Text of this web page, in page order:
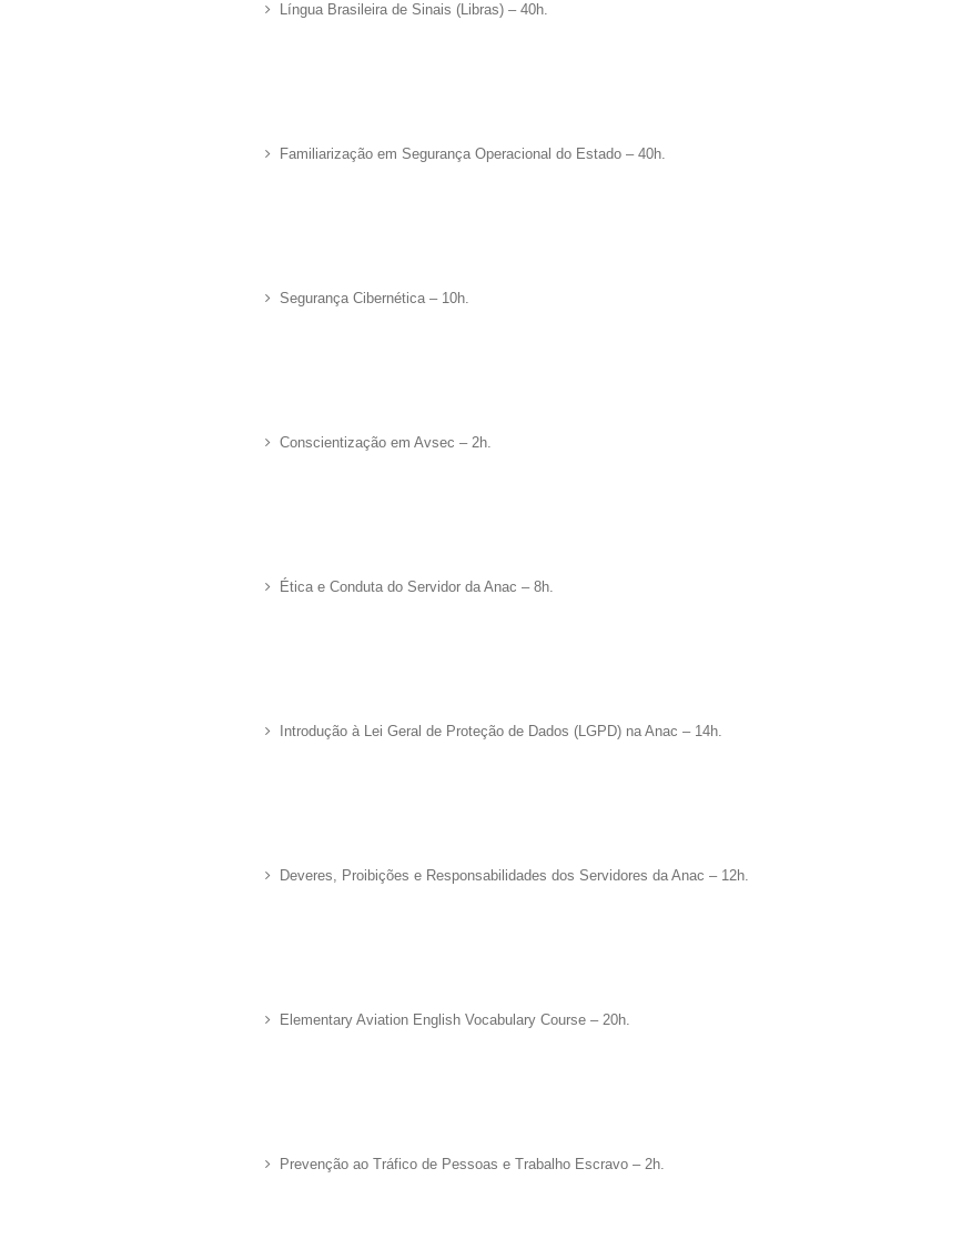
Língua Brasileira de Sinais (Libras) – 40h.
Familiarização em Segurança Operacional do Estado – 40h.
Segurança Cibernética – 10h.
Conscientização em Avsec – 2h.
Ética e Conduta do Servidor da Anac – 8h.
Introdução à Lei Geral de Proteção de Dados (LGPD) na Anac – 14h.
Deveres, Proibições e Responsabilidades dos Servidores da Anac – 12h.
Elementary Aviation English Vocabulary Course – 20h.
Prevenção ao Tráfico de Pessoas e Trabalho Escravo – 2h.